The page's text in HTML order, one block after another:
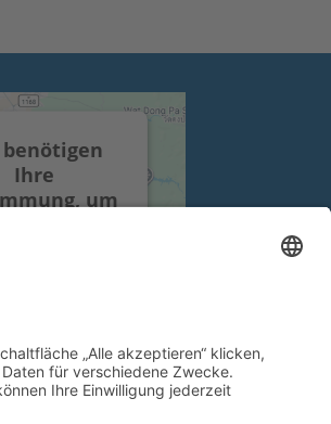
Ihre
um
um
Dieser